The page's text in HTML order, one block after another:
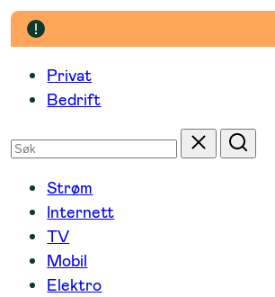
Hopp
til
innholdPrivat
Bedrift
Søk
etter
Tilbakestill
Søk
Strøm
Internett
TV
Mobil
Elektro